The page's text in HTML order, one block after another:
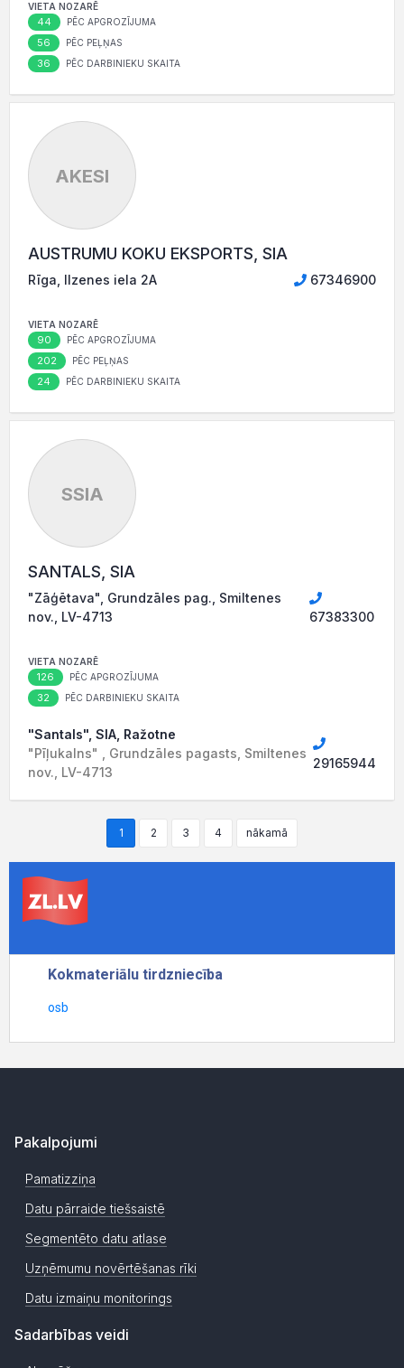
VIETA NOZARĒ
44 PĒC APGROZĪJUMA
56 PĒC PEĻŅAS
36 PĒC DARBINIEKU SKAITA
AKESI
AUSTRUMU KOKU EKSPORTS, SIA
Rīga, Ilzenes iela 2A 67346900
VIETA NOZARĒ
90 PĒC APGROZĪJUMA
202 PĒC PEĻŅAS
24 PĒC DARBINIEKU SKAITA
SSIA
SANTALS, SIA
"Zāģētava", Grundzāles pag., Smiltenes
nov., LV-4713
67383300
VIETA NOZARĒ
126 PĒC APGROZĪJUMA
32 PĒC DARBINIEKU SKAITA
"Santals", SIA, Ražotne
"Pīļukalns" , Grundzāles pagasts, Smiltenes
nov., LV-4713
29165944
1 2 3 4 nākamā
Pakalpojumi
Pamatizziņa
Datu pārraide tiešsaistē
Segmentēto datu atlase
Uzņēmumu novērtēšanas rīki
Datu izmaiņu monitorings
Sadarbības veidi